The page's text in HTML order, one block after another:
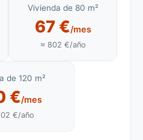
Vivienda de 80 m²
67 €/mes
≈ 802 €/año
de 120 m²
€/mes
€/año